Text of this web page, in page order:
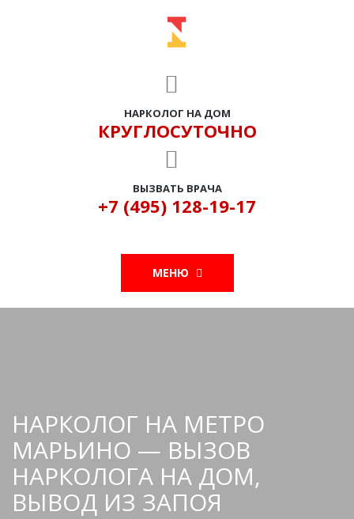
НАРКОЛОГ НА ДОМ
КРУГЛОСУТОЧНО
ВЫЗВАТЬ ВРАЧА
+7 (495) 128-19-17
МЕНЮ
НАРКОЛОГ НА МЕТРО
МАРЬИНО — ВЫЗОВ
НАРКОЛОГА НА ДОМ,
ВЫВОД ИЗ ЗАПОЯ